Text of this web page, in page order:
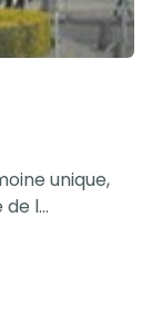
unique,
l...